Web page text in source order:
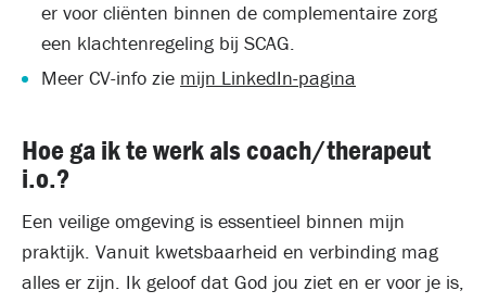
er voor cliënten binnen de complementaire zorg
een klachtenregeling bij SCAG.
Meer CV-info zie mijn LinkedIn-pagina
Hoe ga ik te werk als coach/therapeut
i.o.?
Een veilige omgeving is essentieel binnen mijn
praktijk. Vanuit kwetsbaarheid en verbinding mag
alles er zijn. Ik geloof dat God jou ziet en er voor je is,